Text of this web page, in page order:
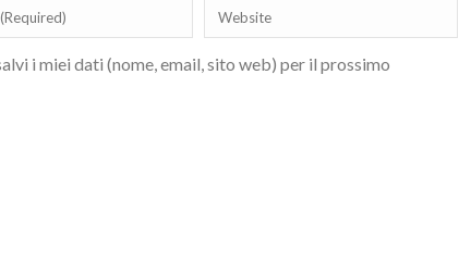
i miei dati (nome, email, sito web) per il prossimo